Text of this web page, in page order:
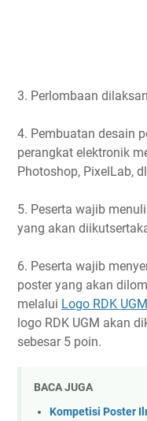
3. Perlombaan
4. Pembuatan desain
perangkat elektronik
Photoshop, PixelLab,
5. Peserta wajib
yang akan
6. Peserta wajib
poster yang akan
melalui Logo RDK UGM
logo RDK UGM akan
sebesar 5 poin.
BACA JUGA
Kompetisi Poster